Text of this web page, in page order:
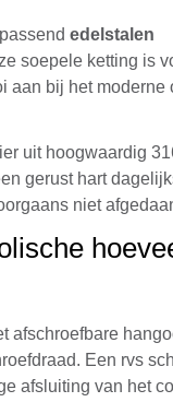
edelstalen
soepele ketting is
aan bij het moderne
uit hoogwaardig
gerust hart
niet
afschroefbare
Een rvs
afsluiting van het